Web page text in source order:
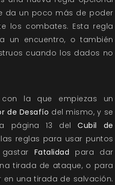
da un poco más de poder
los combates. Esta regla
un encuentro, o también
cuando los dados no
con la que empiezas un
de Desafío del mismo, y se
página 13 delCubil de
reglas para usar puntos
Fatalidad para dar
tirada de ataque, o para
una tirada de salvación.